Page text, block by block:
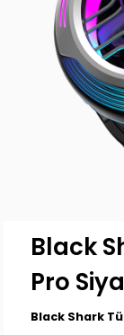
Black
Pro
Black Shark